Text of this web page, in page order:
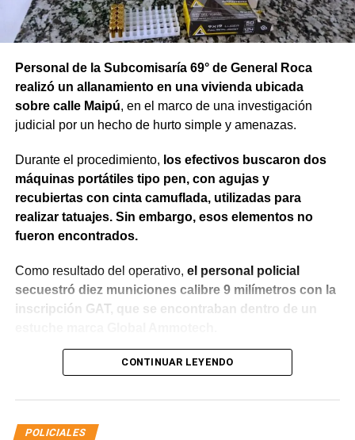
Personal de la Subcomisaría 69° de General Roca
realizó un allanamiento en una vivienda ubicada
sobre calle Maipú, en el marco de una investigación
judicial por un hecho de hurto simple y amenazas.
Durante el procedimiento, los efectivos buscaron dos
máquinas portátiles tipo pen, con agujas y
recubiertas con cinta camuflada, utilizadas para
realizar tatuajes. Sin embargo, esos elementos no
fueron encontrados.
Como resultado del operativo, el personal policial
secuestró diez municiones calibre 9 milímetros con la
inscripción GAT, que se encontraban dentro de un
Tras el hallazgo, se dio intervención a la Fiscalía N° 6,
calidad de secuestro y queden a disposición de la
CONTINUAR LEYENDO
POLICIALES